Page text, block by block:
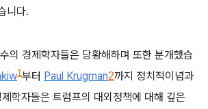
니다.
의 경제학자들은 당황해하며 또한 분개했습
1부터 Paul Krugman2까지 정치적이념과
제학자들은 트럼프의 대외정책에 대해 깊은